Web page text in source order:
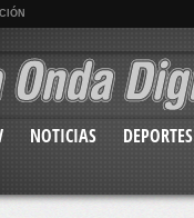
NOTICIAS DEPORTES